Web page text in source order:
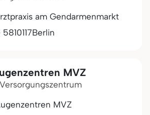
am Gendarmenmarkt
5810117Berlin
MVZ
MVZ